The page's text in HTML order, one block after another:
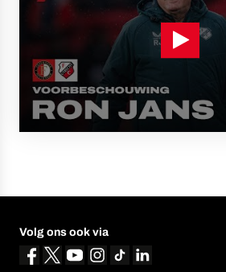
Volg ons ook via